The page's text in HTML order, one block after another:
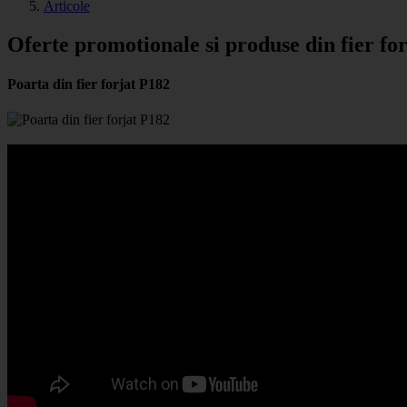
Articole
Oferte promotionale si produse din fier
Poarta din fier forjat P182